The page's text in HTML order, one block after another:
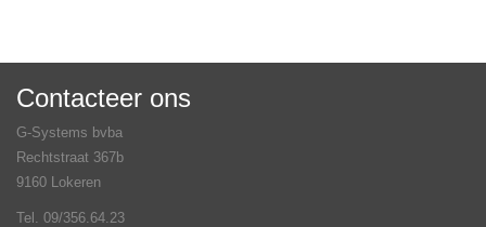
Contacteer ons
G-Systems bvba
Rechtstraat 367b
9160 Lokeren
Tel. 09/356.64.23